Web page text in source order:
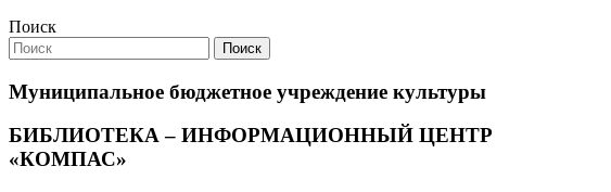
Поиск
Поиск
Муниципальное бюджетное учреждение культуры
БИБЛИОТЕКА – ИНФОРМАЦИОННЫЙ ЦЕНТР
«КОМПАС»